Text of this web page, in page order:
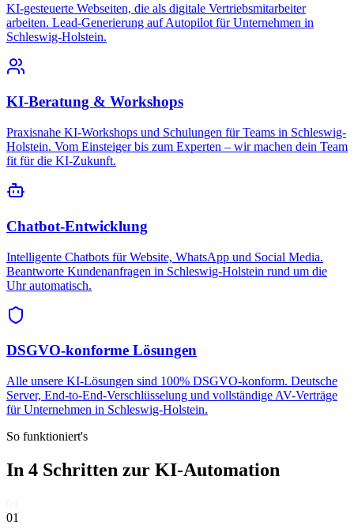
KI-gesteuerte Webseiten, die als digitale Vertriebsmitarbeiter
arbeiten. Lead-Generierung auf Autopilot für Unternehmen in
Schleswig-Holstein.
KI-Beratung & Workshops
Praxisnahe KI-Workshops und Schulungen für Teams in Schleswig-
Holstein. Vom Einsteiger bis zum Experten – wir machen dein Team
fit für die KI-Zukunft.
Chatbot-Entwicklung
Intelligente Chatbots für Website, WhatsApp und Social Media.
Beantworte Kundenanfragen in Schleswig-Holstein rund um die
Uhr automatisch.
DSGVO-konforme Lösungen
Alle unsere KI-Lösungen sind 100% DSGVO-konform. Deutsche
Server, End-to-End-Verschlüsselung und vollständige AV-Verträge
für Unternehmen in Schleswig-Holstein.
So funktioniert's
In 4 Schritten zur KI-Automation
01